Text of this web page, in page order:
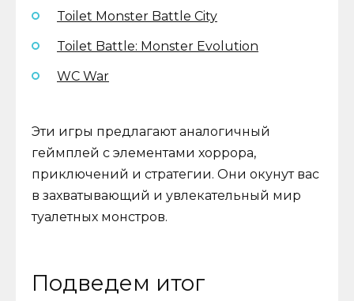
Toilet Monster Battle City
Toilet Battle: Monster Evolution
WC War
Эти игры предлагают аналогичный
геймплей с элементами хоррора,
приключений и стратегии. Они окунут вас
в захватывающий и увлекательный мир
туалетных монстров.
Подведем итог